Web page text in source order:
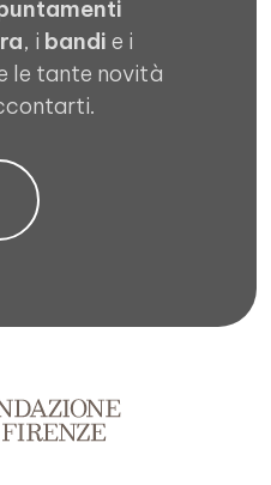
, i bandi e i
le tante novità